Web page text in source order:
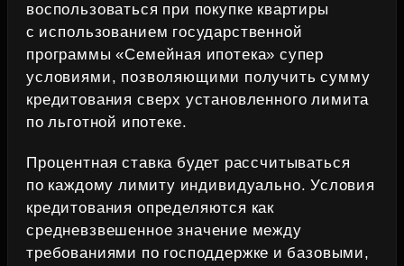
воспользоваться при покупке квартиры
с использованием государственной
программы «Семейная ипотека» супер
условиями, позволяющими получить сумму
кредитования сверх установленного лимита
по льготной ипотеке.
Процентная ставка будет рассчитываться
по каждому лимиту индивидуально. Условия
кредитования определяются как
средневзвешенное значение между
требованиями по господдержке и базовыми,